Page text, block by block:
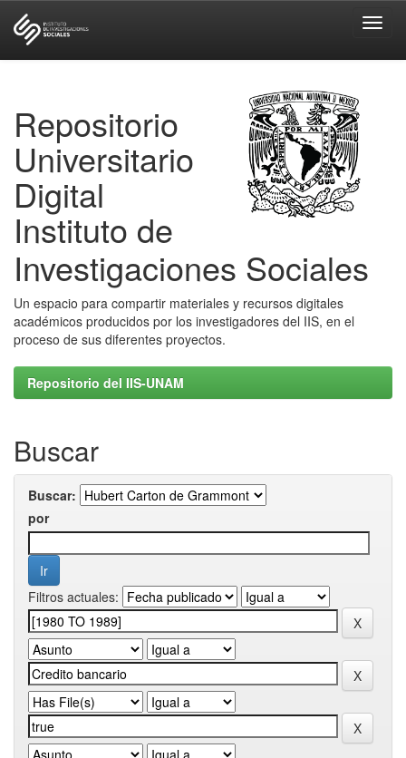
Repositorio
Universitario
Digital
Instituto de
Investigaciones Sociales
Un espacio para compartir materiales y recursos digitales
académicos producidos por los investigadores del IIS, en el
proceso de sus diferentes proyectos.
Repositorio del IIS-UNAM
Buscar
Buscar:
por
Filtros actuales: